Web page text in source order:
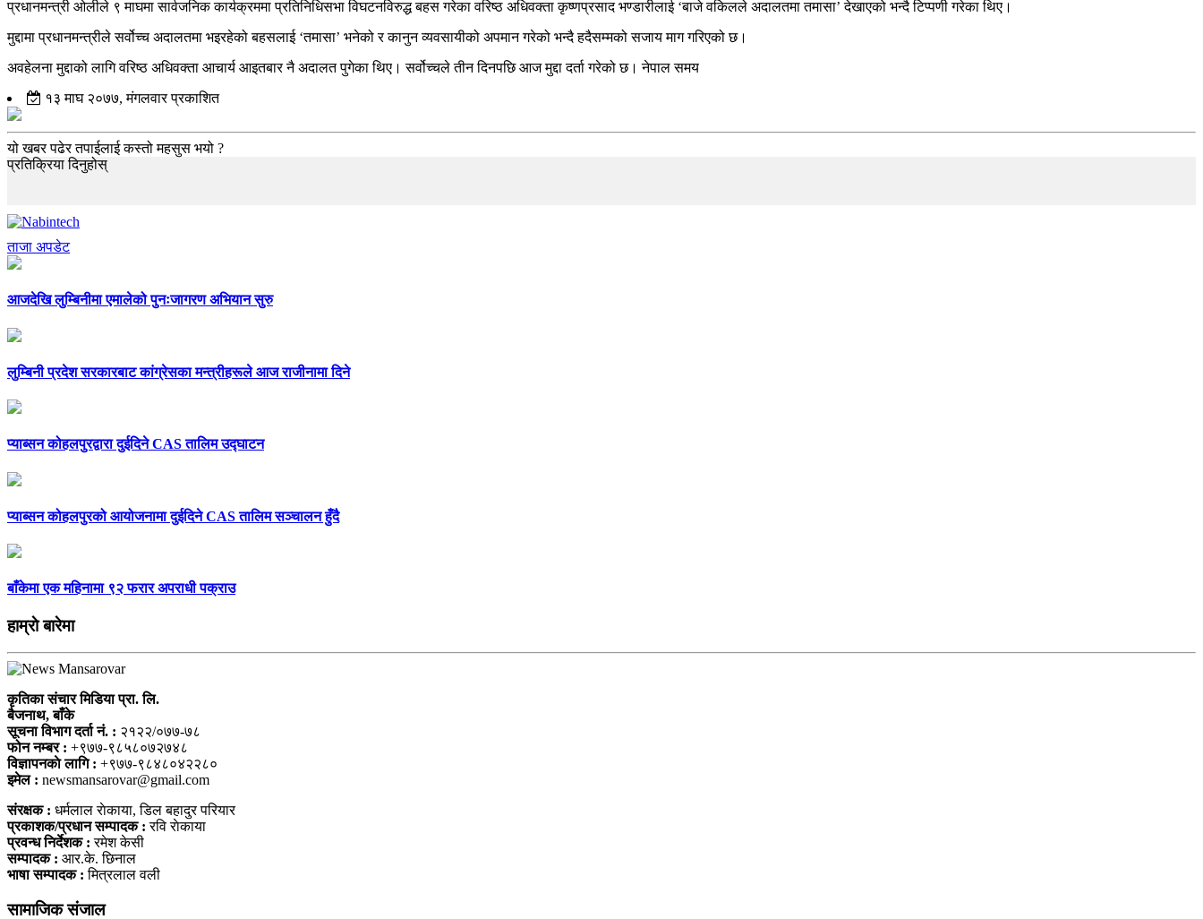
प्रधानमन्त्री ओलीले ९ माघमा सार्वजनिक कार्यक्रममा प्रतिनिधिसभा विघटनविरुद्ध बहस गरेका वरिष्ठ अधिवक्ता कृष्णप्रसाद भण्डारीलाई ‘बाजे वकिलले अदालतमा तमासा’ देखाएको भन्दै टिप्पणी गरेका थिए।
मुद्दामा प्रधानमन्त्रीले सर्वोच्च अदालतमा भइरहेको बहसलाई ‘तमासा’ भनेको र कानुन व्यवसायीको अपमान गरेको भन्दै हदैसम्मको सजाय माग गरिएको छ।
अवहेलना मुद्दाको लागि वरिष्ठ अधिवक्ता आचार्य आइतबार नै अदालत पुगेका थिए। सर्वोच्चले तीन दिनपछि आज मुद्दा दर्ता गरेको छ। नेपाल समय
१३ माघ २०७७, मंगलवार प्रकाशित
यो खबर पढेर तपाईलाई कस्तो महसुस भयो ?
प्रतिक्रिया दिनुहोस्
ताजा अपडेट
आजदेखि लुम्बिनीमा एमालेको पुनःजागरण अभियान सुरु
लुम्बिनी प्रदेश सरकारबाट कांग्रेसका मन्त्रीहरूले आज राजीनामा दिने
प्याब्सन कोहलपुरद्वारा दुईदिने CAS तालिम उद्घाटन
प्याब्सन कोहलपुरको आयोजनामा दुईदिने CAS तालिम सञ्चालन हुँदै
बाँकेमा एक महिनामा ९२ फरार अपराधी पक्राउ
हाम्राे बारेमा
कृतिका संचार मिडिया प्रा. लि.
बैजनाथ, बाँके
सूचना विभाग दर्ता नं. : २१२२/०७७-७८
फोन नम्बर : +९७७-९८५८०७२७४८
विज्ञापनकाे लागि : +९७७-९८४८०४२२८०
इमेल : newsmansarovar@gmail.com
संरक्षक : धर्मलाल राेकाया, डिल बहादुर परियार
प्रकाशक/प्रधान सम्पादक : रवि राेकाया
प्रवन्ध निर्देशक : रमेश केसी
सम्पादक : आर.के. छिनाल
भाषा सम्पादक : मित्रलाल वली
सामाजिक संजाल